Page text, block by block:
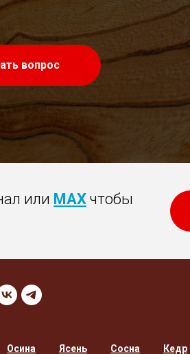
вопрос
или MAX чтобы
Осина Ясень Сосна Кедр